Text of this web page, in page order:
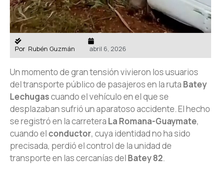
Por Rubén Guzmán abril 6, 2026
Un momento de gran tensión vivieron los usuarios
del transporte público de pasajeros en la ruta Batey
Lechugascuando el vehículo en el que se
desplazaban sufrió un aparatoso accidente. El hecho
se registró en la carretera La Romana-Guaymate,
cuando el conductor, cuya identidad no ha sido
precisada, perdió el control de la unidad de
transporte en las cercanías del Batey 82.